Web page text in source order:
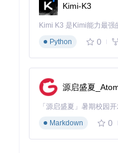
1. 在控制中心切换至
2. 启动游戏并进入控
3. 根据需要微调按键
专家提示：对于按键布
开发场景：游戏控制器
对于游戏开发者，
核心技术参数：
Kimi-K3
Python
0
源启盛夏
Markdown
0